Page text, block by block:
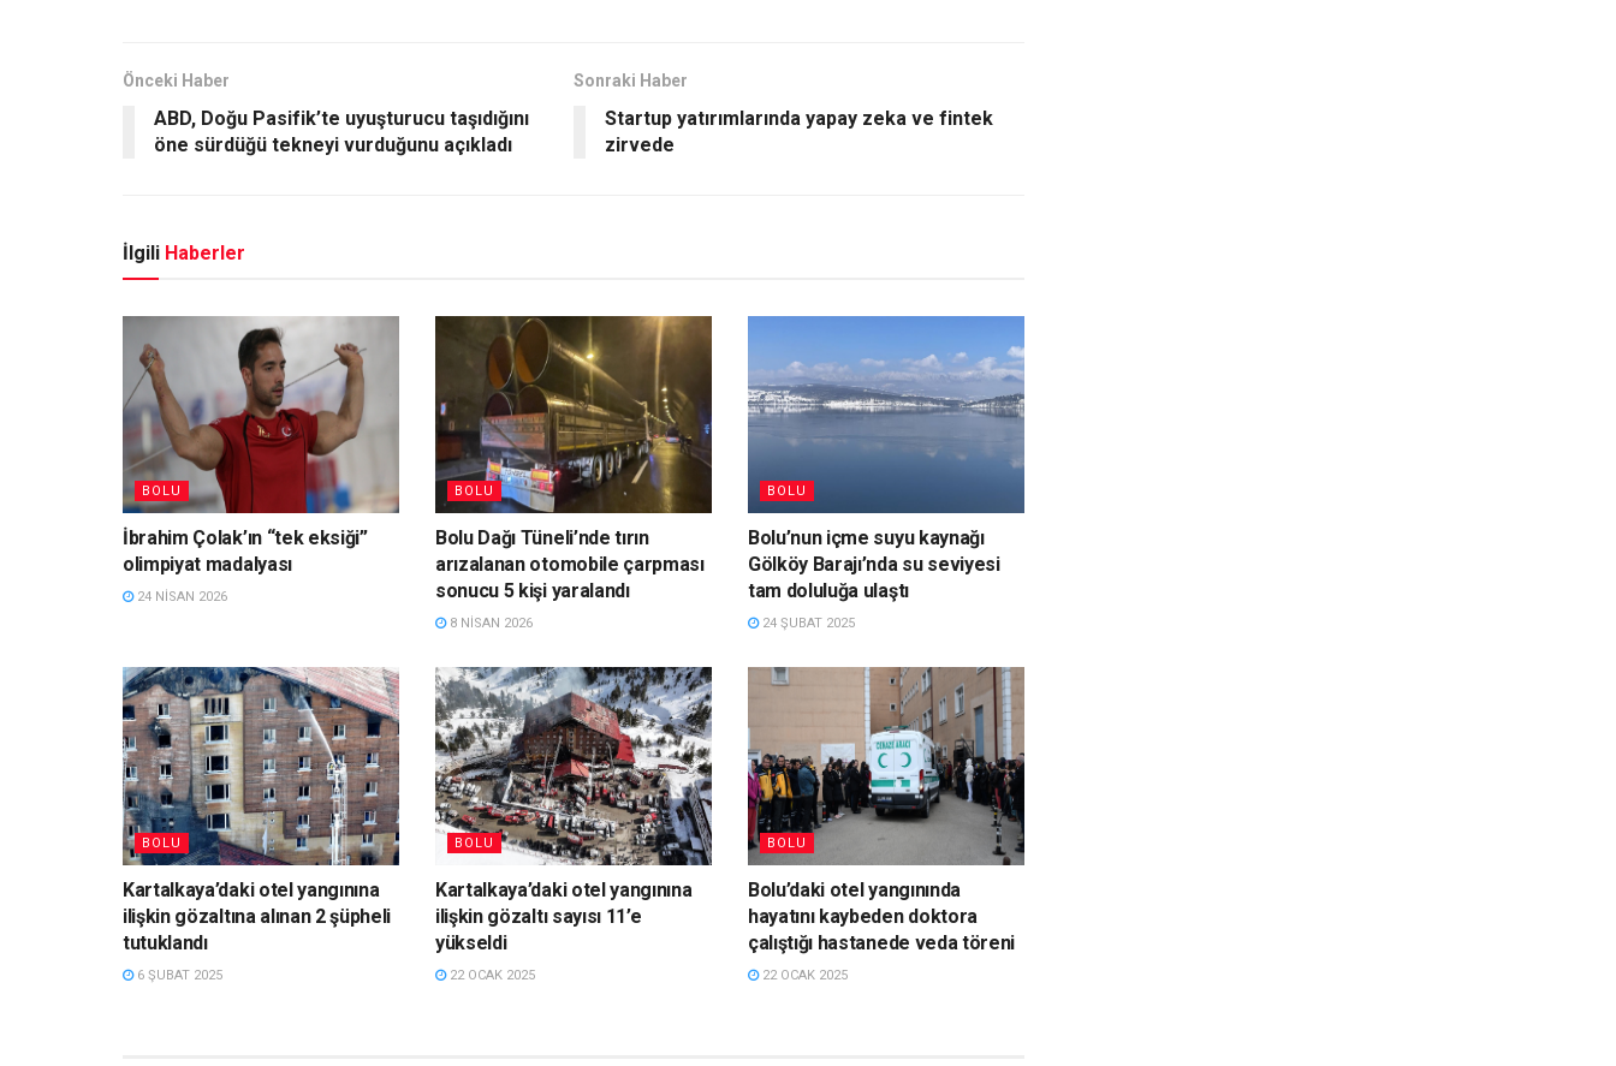
Önceki Haber
ABD, Doğu Pasifik’te uyuşturucu taşıdığını
öne sürdüğü tekneyi vurduğunu açıkladı
Sonraki Haber
Startup yatırımlarında yapay zeka ve fintek
zirvede
İlgili Haberler
BOLU
İbrahim Çolak’ın “tek eksiği”
olimpiyat madalyası
24 NISAN 2026
BOLU
Bolu Dağı Tüneli’nde tırın
arızalanan otomobile çarpması
sonucu 5 kişi yaralandı
8 NISAN 2026
BOLU
Bolu’nun içme suyu kaynağı
Gölköy Barajı’nda su seviyesi
tam doluluğa ulaştı
24 ŞUBAT 2025
BOLU
Kartalkaya’daki otel yangınına
ilişkin gözaltına alınan 2 şüpheli
tutuklandı
6 ŞUBAT 2025
BOLU
Kartalkaya’daki otel yangınına
ilişkin gözaltı sayısı 11’e
yükseldi
22 OCAK 2025
BOLU
Bolu’daki otel yangınında
hayatını kaybeden doktora
çalıştığı hastanede veda töreni
22 OCAK 2025